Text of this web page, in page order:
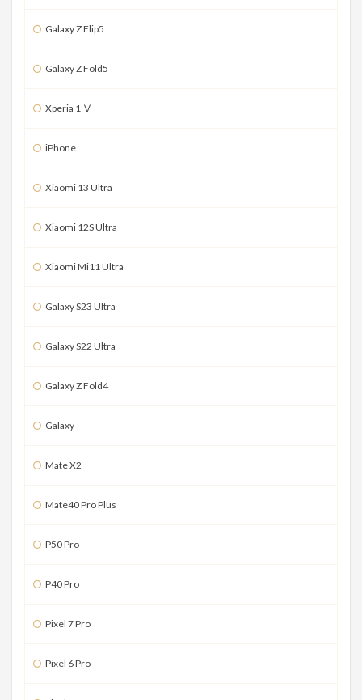
Galaxy Z Flip5
Galaxy Z Fold5
Xperia 1 Ⅴ
iPhone
Xiaomi 13 Ultra
Xiaomi 12S Ultra
Xiaomi Mi11 Ultra
Galaxy S23 Ultra
Galaxy S22 Ultra
Galaxy Z Fold4
Galaxy
Mate X2
Mate40 Pro Plus
P50 Pro
P40 Pro
Pixel 7 Pro
Pixel 6 Pro